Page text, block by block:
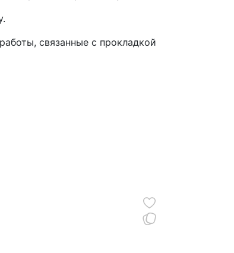
связанные с прокладкой